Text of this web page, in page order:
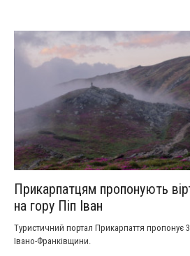
Прикарпатцям пропонують
на гору Піп Іван
Туристичний портал Прикарпаття пропонує
Івано-Франківщини.